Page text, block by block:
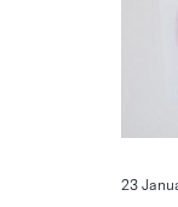
23